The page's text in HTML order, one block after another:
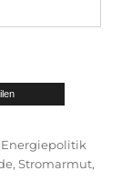
Kategorien
Energiepolitik
,Stromarmut,